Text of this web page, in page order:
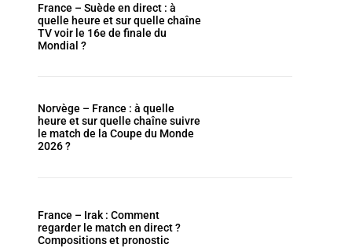
France – Suède en direct : à
quelle heure et sur quelle chaîne
TV voir le 16e de finale du
Mondial ?
Norvège – France : à quelle
heure et sur quelle chaîne suivre
le match de la Coupe du Monde
2026 ?
France – Irak : Comment
regarder le match en direct ?
Compositions et pronostic